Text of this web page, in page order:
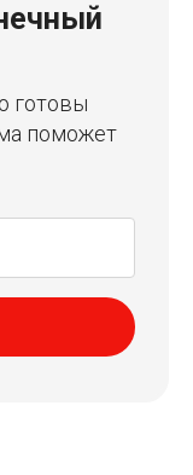
готовы
поможет